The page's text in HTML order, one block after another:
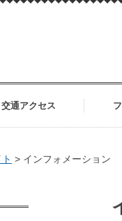
交通アクセス
> インフォメーション